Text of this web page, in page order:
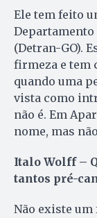
Ele tem feito
Departamento
(Detran-GO).
firmeza e tem
quando uma
vista como
não é. Em
nome, mas
Italo Wolff –
tantos pré-
Não existe